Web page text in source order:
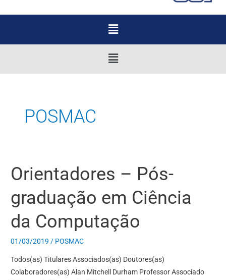
Menu
Menu
POSMAC
Orientadores – Pós-
graduação em Ciência
da Computação
01/03/2019/ POSMAC
Todos(as) Titulares Associados(as) Doutores(as)
Colaboradores(as) Alan Mitchell Durham Professor Associado
Orientadores
–
Pós-
graduação
em
da
Computação